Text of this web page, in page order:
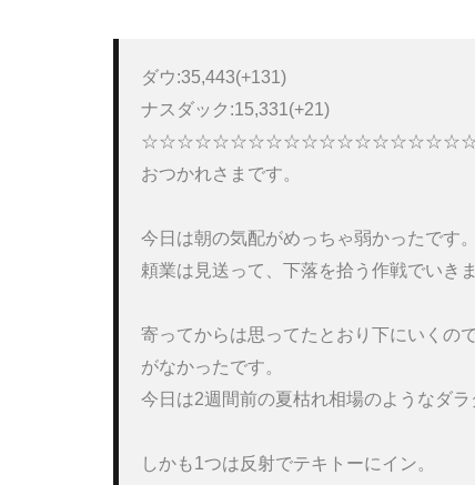
ダウ:35,443(+131)
ナスダック:15,331(+21)
おつかれさまです。
今日は朝の気配がめっちゃ弱かったです。
頼業は見送って、下落を拾う作戦でいきま
寄ってからは思ってたとおり下にいくの
がなかったです。
今日は2週間前の夏枯れ相場のようなダ
しかも1つは反射でテキトーにイン。